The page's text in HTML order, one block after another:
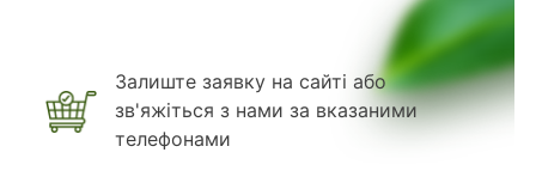
Залиште заявку на сайті або
зв'яжіться з нами за вказаними
телефонами